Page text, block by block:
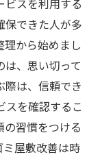
ビスを利用する
保できた人が多
理から始めまし
は、思い切って
際は、信頼でき
スを確認するこ
の習慣をつける
ミ屋敷改善は時